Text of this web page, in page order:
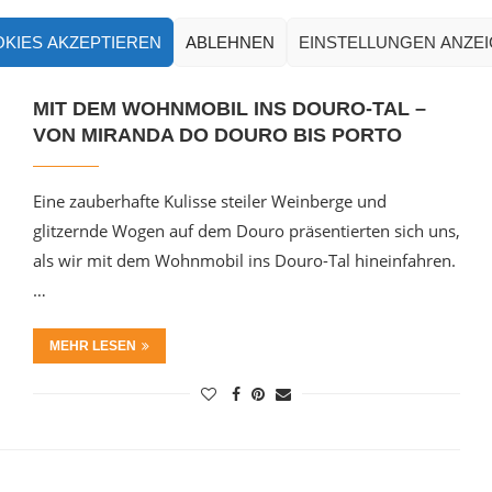
AKZEPTIEREN ABLEHNEN EINSTELLUNGEN
MIT DEM WOHNMOBIL INS DOURO-TAL –
VON MIRANDA DO DOURO BIS PORTO
Eine zauberhafte Kulisse steiler Weinberge und
glitzernde Wogen auf dem Douro präsentierten sich uns,
als wir mit dem Wohnmobil ins Douro-Tal hineinfahren.
…
MEHR LESEN